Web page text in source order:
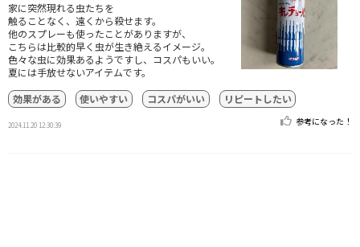
家に突然現れる虫たちを
触ることなく、遠くから殺せます。
他のスプレーも使ったことがありますが、
こちらは比較的早く虫が生き絶えるイメージ。
色々な虫に効果あるようですし、コスパもいい。
夏には手放せないアイテムです。
効果がある
使いやすい コスパがいい リピートしたい
2024.11.20 12:30:39 参考になった！